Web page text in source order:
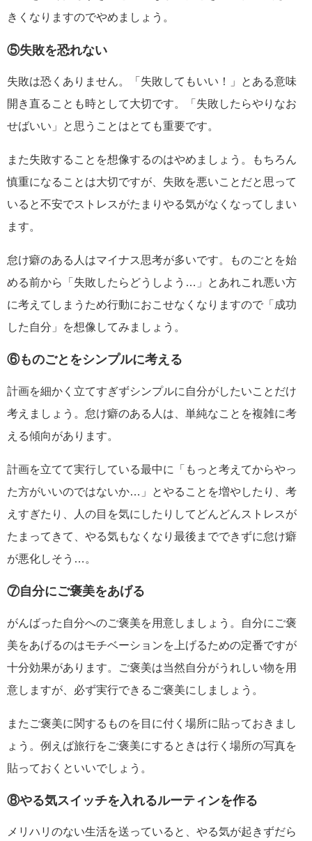
きくなりますのでやめましょう。
⑤失敗を恐れない
失敗は恐くありません。「失敗してもいい！」とある意味
開き直ることも時として大切です。「失敗したらやりなお
せばいい」と思うことはとても重要です。
また失敗することを想像するのはやめましょう。もちろん
慎重になることは大切ですが、失敗を悪いことだと思って
いると不安でストレスがたまりやる気がなくなってしまい
ます。
怠け癖のある人はマイナス思考が多いです。ものごとを始
める前から「失敗したらどうしよう…」とあれこれ悪い方
に考えてしまうため行動におこせなくなりますので「成功
した自分」を想像してみましょう。
⑥ものごとをシンプルに考える
計画を細かく立てすぎずシンプルに自分がしたいことだけ
考えましょう。怠け癖のある人は、単純なことを複雑に考
える傾向があります。
計画を立てて実行している最中に「もっと考えてからやっ
た方がいいのではないか…」とやることを増やしたり、考
えすぎたり、人の目を気にしたりしてどんどんストレスが
たまってきて、やる気もなくなり最後までできずに怠け癖
が悪化しそう…。
⑦自分にご褒美をあげる
がんばった自分へのご褒美を用意しましょう。自分にご褒
美をあげるのはモチベーションを上げるための定番ですが
十分効果があります。ご褒美は当然自分がうれしい物を用
意しますが、必ず実行できるご褒美にしましょう。
またご褒美に関するものを目に付く場所に貼っておきまし
ょう。例えば旅行をご褒美にするときは行く場所の写真を
貼っておくといいでしょう。
⑧やる気スイッチを入れるルーティンを作る
メリハリのない生活を送っていると、やる気が起きずだら